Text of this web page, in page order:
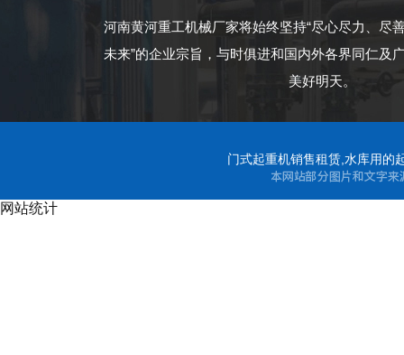
河南黄河重工机械厂家将始终坚持“尽心尽力、尽
未来”的企业宗旨，与时俱进和国内外各界同仁及
美好明天。
门式起重机销售租赁,水库用的
网站统计